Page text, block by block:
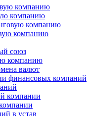
компанию
компанию
компанию
компанию
союз
компанию
валют
финансовых компаний
компании
в устав